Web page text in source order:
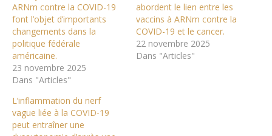
ARNm contre la COVID-19
font l’objet d’importants
changements dans la
politique fédérale
américaine.
23 novembre 2025
Dans "Articles"
abordent le lien entre les
vaccins à ARNm contre la
COVID-19 et le cancer.
22 novembre 2025
Dans "Articles"
L’inflammation du nerf
vague liée à la COVID-19
peut entraîner une